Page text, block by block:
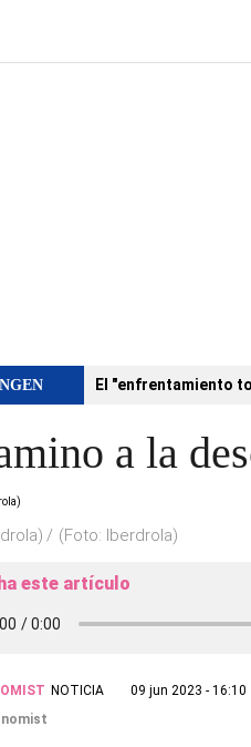
El "enfrentamiento
a la
(Foto: Iberdrola)
este artículo
NOTICIA
09 jun 2023 - 16:10